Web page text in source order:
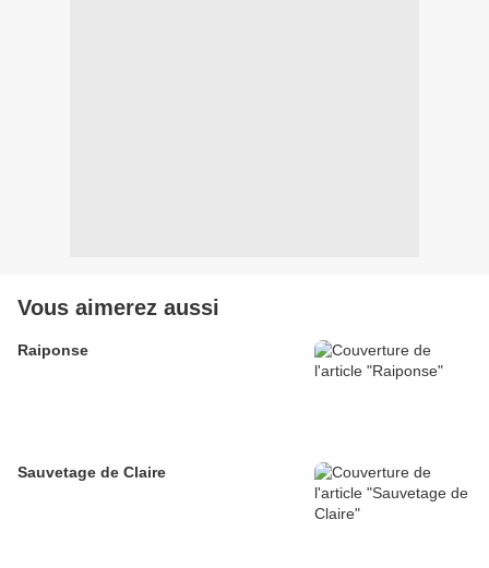
Vous aimerez aussi
Raiponse
Sauvetage de Claire